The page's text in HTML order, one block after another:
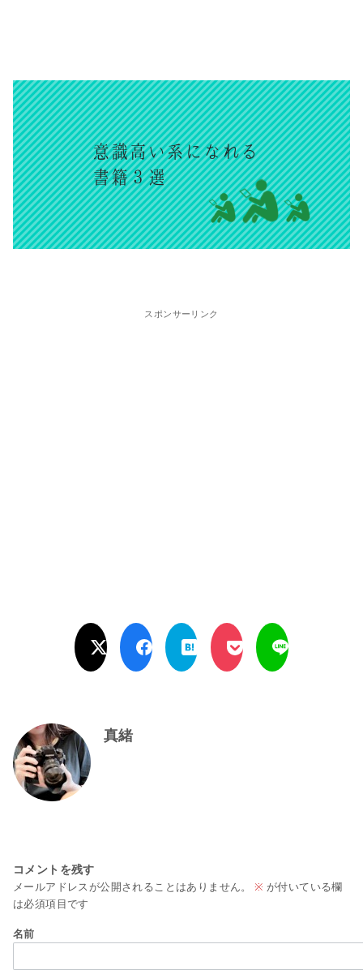
スポンサーリンク
真緒
コメントを残す
メールアドレスが公開されることはありません。 ※ が付いている欄
は必須項目です
名前